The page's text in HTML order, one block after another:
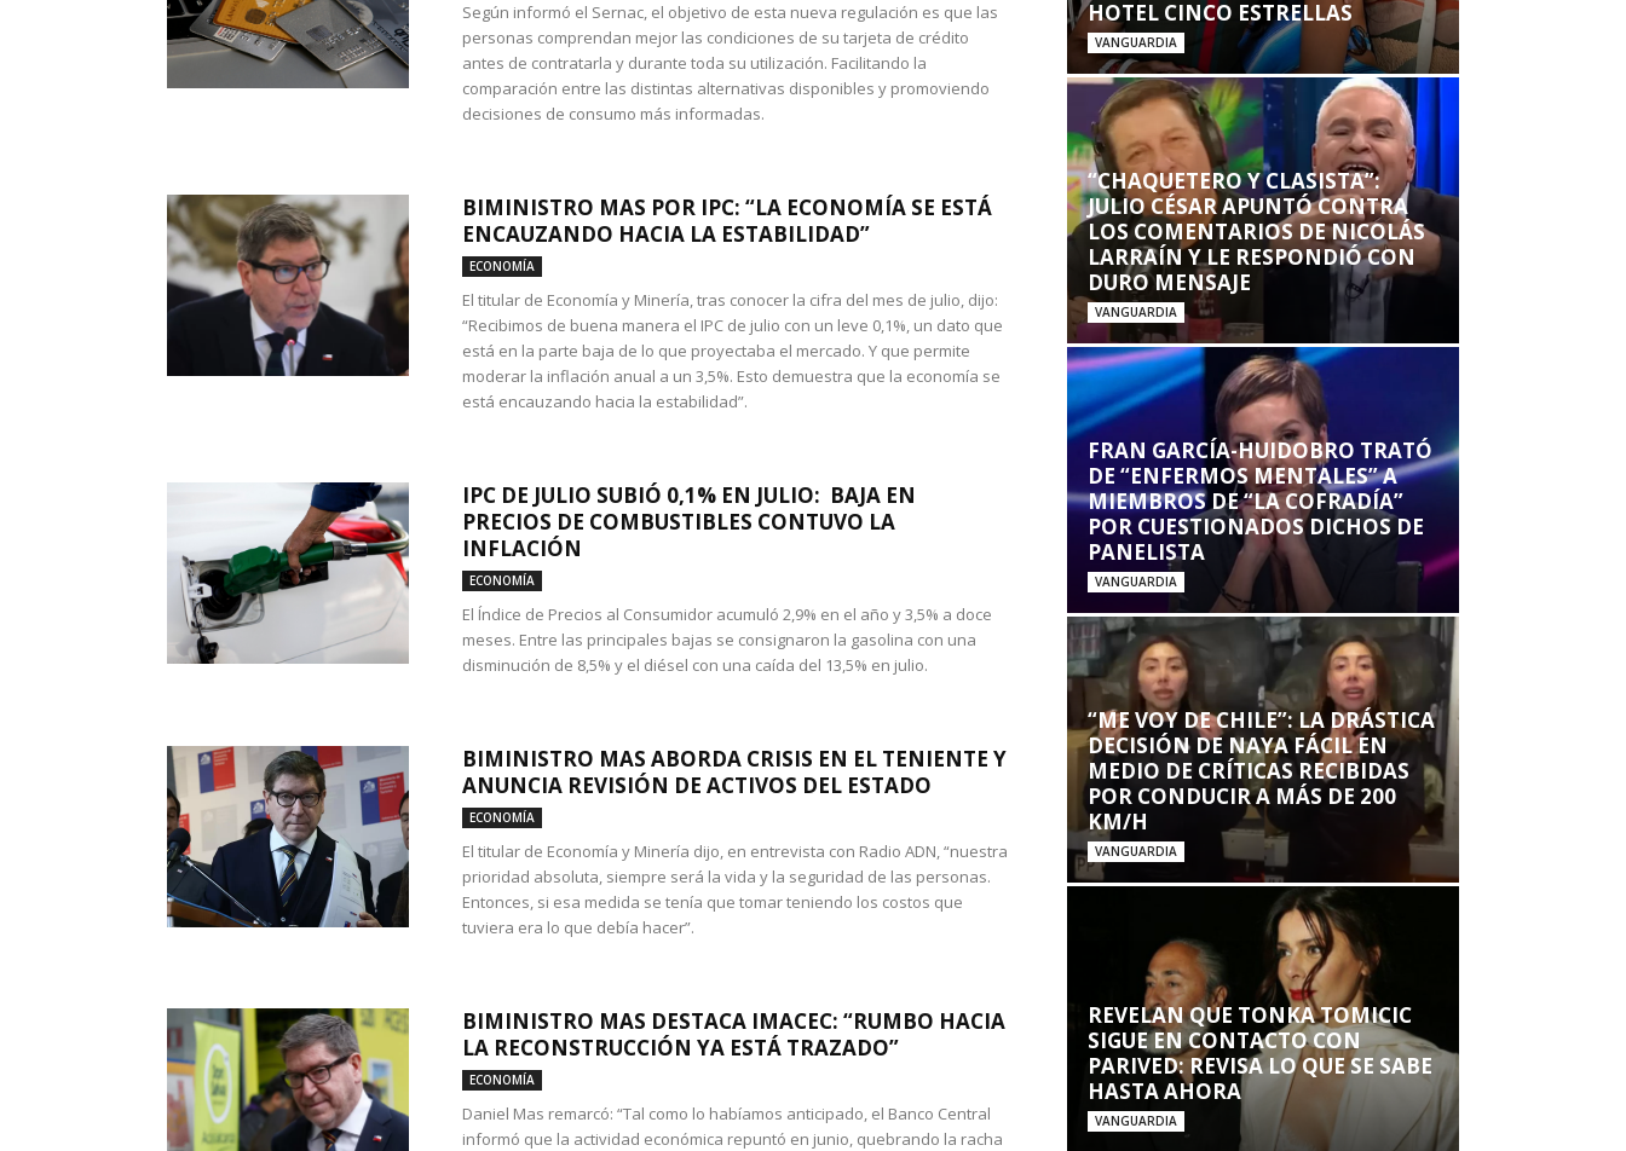
Según informó el Sernac, el objetivo de esta nueva regulación es que las
personas comprendan mejor las condiciones de su tarjeta de crédito
antes de contratarla y durante toda su utilización. Facilitando la
comparación entre las distintas alternativas disponibles y promoviendo
decisiones de consumo más informadas.
BIMINISTRO MAS POR IPC: “LA ECONOMÍA SE ESTÁ
ENCAUZANDO HACIA LA ESTABILIDAD”
ECONOMÍA
El titular de Economía y Minería, tras conocer la cifra del mes de julio, dijo:
“Recibimos de buena manera el IPC de julio con un leve 0,1%, un dato que
está en la parte baja de lo que proyectaba el mercado. Y que permite
moderar la inflación anual a un 3,5%. Esto demuestra que la economía se
está encauzando hacia la estabilidad”.
IPC DE JULIO SUBIÓ 0,1% EN JULIO: BAJA EN
PRECIOS DE COMBUSTIBLES CONTUVO LA
INFLACIÓN
ECONOMÍA
El Índice de Precios al Consumidor acumuló 2,9% en el año y 3,5% a doce
meses. Entre las principales bajas se consignaron la gasolina con una
disminución de 8,5% y el diésel con una caída del 13,5% en julio.
BIMINISTRO MAS ABORDA CRISIS EN EL TENIENTE Y
ANUNCIA REVISIÓN DE ACTIVOS DEL ESTADO
ECONOMÍA
El titular de Economía y Minería dijo, en entrevista con Radio ADN, “nuestra
prioridad absoluta, siempre será la vida y la seguridad de las personas.
Entonces, si esa medida se tenía que tomar teniendo los costos que
tuviera era lo que debía hacer”.
BIMINISTRO MAS DESTACA IMACEC: “RUMBO HACIA
LA RECONSTRUCCIÓN YA ESTÁ TRAZADO”
ECONOMÍA
Daniel Mas remarcó: “Tal como lo habíamos anticipado, el Banco Central
informó que la actividad económica repuntó en junio, quebrando la racha
HOTEL CINCO ESTRELLAS
VANGUARDIA
“CHAQUETERO Y CLASISTA”:
JULIO CÉSAR APUNTÓ CONTRA
LOS COMENTARIOS DE NICOLÁS
LARRAÍN Y LE RESPONDIÓ CON
DURO MENSAJE
VANGUARDIA
FRAN GARCÍA-HUIDOBRO TRATÓ
DE “ENFERMOS MENTALES” A
MIEMBROS DE “LA COFRADÍA”
POR CUESTIONADOS DICHOS DE
PANELISTA
VANGUARDIA
“ME VOY DE CHILE”: LA DRÁSTICA
DECISIÓN DE NAYA FÁCIL EN
MEDIO DE CRÍTICAS RECIBIDAS
POR CONDUCIR A MÁS DE 200
KM/H
VANGUARDIA
REVELAN QUE TONKA TOMICIC
SIGUE EN CONTACTO CON
PARIVED: REVISA LO QUE SE SABE
HASTA AHORA
VANGUARDIA